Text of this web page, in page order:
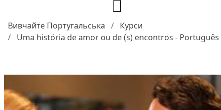
Вивчайте Португальська
Курси
Uma história de amor ou de (s) encontros -